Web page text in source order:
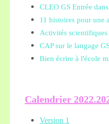
CLEO GS Entrée
11 histoires pour une
Activités scientifiques
CAP sur le langage
Bien écrire à l'école
Calendrier
Version 1